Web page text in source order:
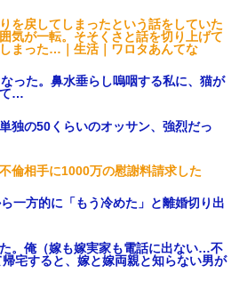
に告白されてOKした結果
足りない分を貸してほしい」私「貸す
→ 理由を話したら泣き出して・・私
妊の叔母に頼まれて出産。→叔母夫婦が
供を連れ帰った。→9・11で叔母夫婦が
を戻してしまったという話をしていた
気が一転。そそくさと話を切り上げて
まった…｜生活｜ワロタあんてな
った。鼻水垂らし嗚咽する私に、猫が
て…
独の50くらいのオッサン、強烈だっ
倫相手に1000万の慰謝料請求した
一方的に「もう冷めた」と離婚切り出
。俺（嫁も嫁実家も電話に出ない…不
宅すると、嫁と嫁両親と知らない男が